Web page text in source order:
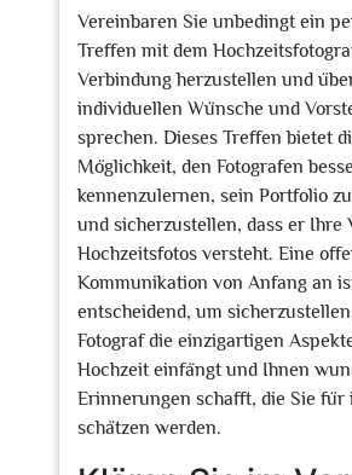
Vereinbaren Sie unbedingt ein
Treffen mit dem
Verbindung herzustellen und
individuellen Wünsche und
sprechen. Dieses Treffen bietet
Möglichkeit, den Fotografen
kennenzulernen, sein Portfolio
und sicherzustellen, dass er Ihre
Hochzeitsfotos versteht. Eine
Kommunikation von Anfang an
entscheidend, um
Fotograf die einzigartigen
Hochzeit einfängt und Ihnen
Erinnerungen schafft, die Sie für
schätzen werden.